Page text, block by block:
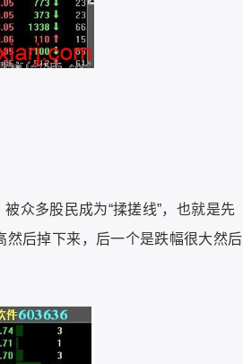
众多股民成为“揉搓线”，也就是先
然后掉下来，后一个是跌幅很大然后